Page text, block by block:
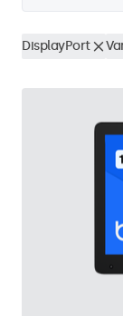
DisplayPort